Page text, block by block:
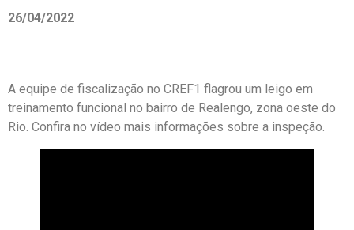
26/04/2022
A equipe de fiscalização no CREF1 flagrou um leigo em
treinamento funcional no bairro de Realengo, zona oeste do
Rio. Confira no vídeo mais informações sobre a inspeção.